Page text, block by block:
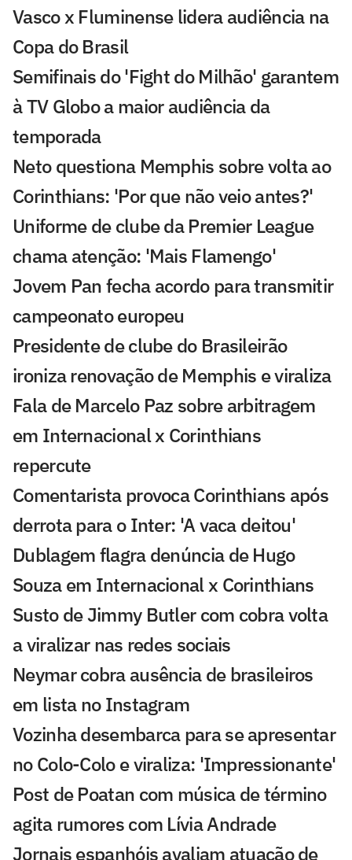
Vasco x Fluminense lidera audiência na
Copa do Brasil
Semifinais do 'Fight do Milhão' garantem
à TV Globo a maior audiência da
temporada
Neto questiona Memphis sobre volta ao
Corinthians: 'Por que não veio antes?'
Uniforme de clube da Premier League
chama atenção: 'Mais Flamengo'
Jovem Pan fecha acordo para transmitir
campeonato europeu
Presidente de clube do Brasileirão
ironiza renovação de Memphis e viraliza
Fala de Marcelo Paz sobre arbitragem
em Internacional x Corinthians
repercute
Comentarista provoca Corinthians após
derrota para o Inter: 'A vaca deitou'
Dublagem flagra denúncia de Hugo
Souza em Internacional x Corinthians
Susto de Jimmy Butler com cobra volta
a viralizar nas redes sociais
Neymar cobra ausência de brasileiros
em lista no Instagram
Vozinha desembarca para se apresentar
no Colo-Colo e viraliza: 'Impressionante'
Post de Poatan com música de término
agita rumores com Lívia Andrade
Jornais espanhóis avaliam atuação de